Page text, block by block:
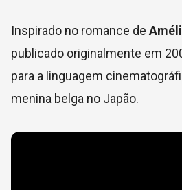
Inspirado no romance de
publicado originalmente em
para a linguagem
menina belga no Japão.